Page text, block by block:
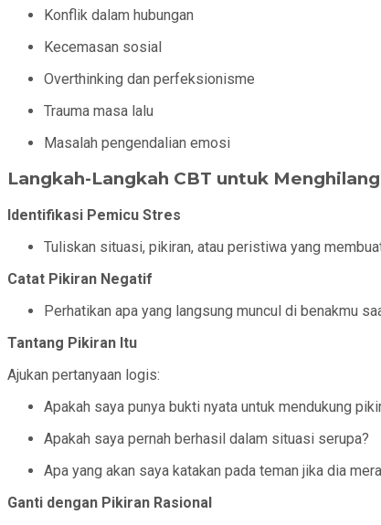
Konflik dalam hubungan
Kecemasan sosial
Overthinking dan perfeksionisme
Trauma masa lalu
Masalah pengendalian emosi
Langkah-Langkah CBT untuk
Identifikasi Pemicu Stres
Tuliskan situasi, pikiran, atau peristiwa yang
Catat Pikiran Negatif
Perhatikan apa yang langsung muncul di benakmu
Tantang Pikiran Itu
Ajukan pertanyaan logis:
Apakah saya punya bukti nyata untuk mendukung
Apakah saya pernah berhasil dalam situasi serupa?
Apa yang akan saya katakan pada teman jika dia
Ganti dengan Pikiran Rasional